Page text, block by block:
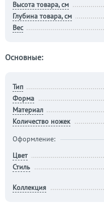
Высота товара, см
Глубина товара, см
Вес
Основные:
Тип
Форма
Материал
Количество ножек
Оформление:
Цвет
Стиль
Коллекция